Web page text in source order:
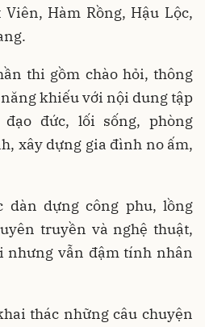
Hàm Rồng, Hậu Lộc,
thi gồm chào hỏi, thông
khiếu với nội dung tập
đức, lối sống, phòng
xây dựng gia đình no ấm,
dàn dựng công phu, lồng
truyền và nghệ thuật,
nhưng vẫn đậm tính nhân
thác những câu chuyện